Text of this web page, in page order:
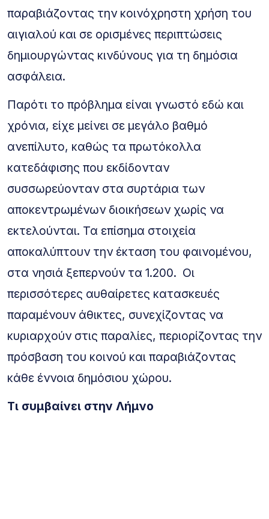
παραβιάζοντας την κοινόχρηστη χρήση του
αιγιαλού και σε ορισμένες περιπτώσεις
δημιουργώντας κινδύνους για τη δημόσια
ασφάλεια.
Παρότι το πρόβλημα είναι γνωστό εδώ και
χρόνια, είχε μείνει σε μεγάλο βαθμό
ανεπίλυτο, καθώς τα πρωτόκολλα
κατεδάφισης που εκδίδονταν
συσσωρεύονταν στα συρτάρια των
αποκεντρωμένων διοικήσεων χωρίς να
εκτελούνται. Τα επίσημα στοιχεία
αποκαλύπτουν την έκταση του φαινομένου,
στα νησιά ξεπερνούν τα 1.200. Οι
περισσότερες αυθαίρετες κατασκευές
παραμένουν άθικτες, συνεχίζοντας να
κυριαρχούν στις παραλίες, περιορίζοντας την
πρόσβαση του κοινού και παραβιάζοντας
κάθε έννοια δημόσιου χώρου.
Τι συμβαίνει στην Λήμνο